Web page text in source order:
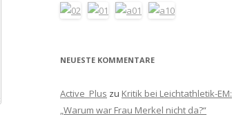
NEUESTE KOMMENTARE
Active_Plus zu Kritik bei Leichtathletik-EM:
„Warum war Frau Merkel nicht da?“